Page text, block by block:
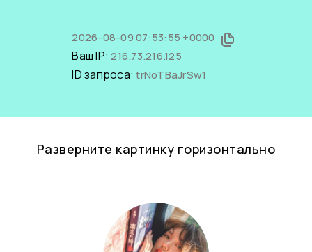
2026-08-09 07:53:55 +0000
Ваш IP:216.73.216.125
ID запроса:trNoTBaJrSw1
Разверните картинку горизонтально